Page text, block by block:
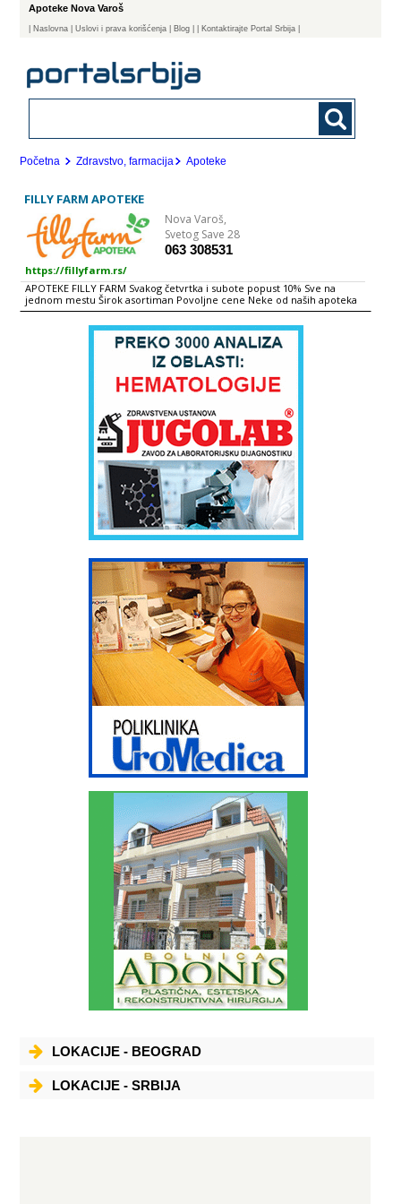
Apoteke Nova Varoš
Naslovna | Uslovi i prava korišćenja Blog | Kontaktirajte Portal Srbija |
Početna Zdravstvo, farmacija Apoteke
FILLY FARM APOTEKE
Nova Varoš,
Svetog Save 28
063 308531
https://fillyfarm.rs/
APOTEKE FILLY FARM Svakog četvrtka i subote popust 10% Sve na
jednom mestu Širok asortiman Povoljne cene Neke od naših apoteka
Neke od naših apoteka Cilj kome stremimo: Unapređenje delatnosti
apoteka ka nivou vrhunske usluge, prihvatljivih cena i dostupnosti svih
proizvoda na tržištu Stalno praćenje novosti na tržištu, uvođenje novih
proizvoda u prodaju uz prateću marketinšku pokrivenost
promocijama i prezenatcijama Mesto gde će sve novo biti na pravi
način prezentirano kupcu U želji da prodaju farmaceutskih proizvoda
dovede preko maloprodaje direktno do potrošača ANLEK d.o.o. osniva
Zdravstvenu ustanovu APOTEKU FILLY FARM. Preduzeće FILLY FARM je
snabdevanjem, uvozom i distribucijom farmaceutskih proizvoda i
medicinskog potrošnog materijala na teritoriji Srbije i Crne Gore.
Osnovano je u februaru 2001. godine u Beogradu, sa sedištem na
Bežanijskoj kosi. U sastavu kompanije Anlek je od 2003. godine i firma
FILLY FARM koja se bavi maloprodajom i koja, kroz lanac apoteka na
teritoriji cele Srbije omogućava distribuciju medicinskih proizvoda
direktno do potrošača. U prodajnom programu kompanije Anlek su:
Lekovi domaćih proizvođača Uvozni lekovi Dijetetski preparati Bebi
program Kozmetika Potrošni medicinski materijal
LOKACIJE - BEOGRAD
LOKACIJE - SRBIJA